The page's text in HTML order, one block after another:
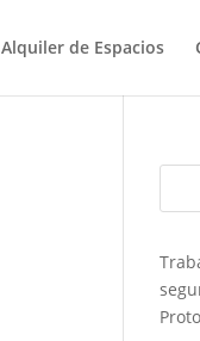
Alquiler de Espacios